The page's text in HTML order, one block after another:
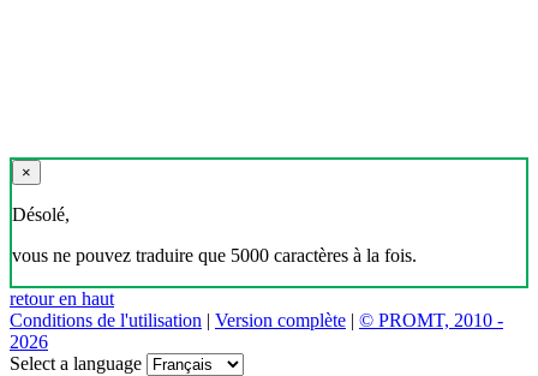
×
Désolé,
vous ne pouvez traduire que 5000 caractères à la fois.
retour en haut
Conditions de l'utilisation | Version complète | © PROMT, 2010 -
2026
Select a language